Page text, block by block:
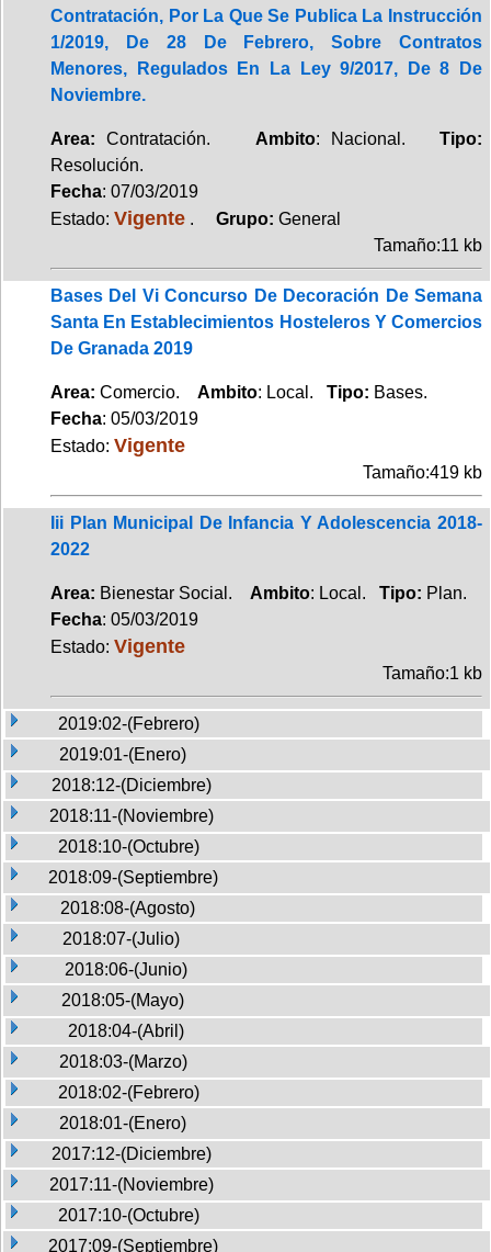
Contratación, Por La Que Se Publica La Instrucción
1/2019, De 28 De Febrero, Sobre Contratos
Menores, Regulados En La Ley 9/2017, De 8 De
Noviembre.
Area: Contratación. Ambito: Nacional.Tipo:
Resolución.
Fecha: 07/03/2019
Estado: Vigente . Grupo: General
Tamaño:11 kb
Bases Del Vi Concurso De Decoración De Semana
Santa En Establecimientos Hosteleros Y Comercios
De Granada 2019
Area: Comercio. Ambito: Local. Tipo: Bases.
Fecha: 05/03/2019
Estado: Vigente
Tamaño:419 kb
Iii Plan Municipal De Infancia Y Adolescencia 2018-
2022
Area: Bienestar Social. Ambito: Local. Tipo: Plan.
Fecha: 05/03/2019
Estado: Vigente
Tamaño:1 kb
2019:02-(Febrero)
2019:01-(Enero)
2018:12-(Diciembre)
2018:11-(Noviembre)
2018:10-(Octubre)
2018:09-(Septiembre)
2018:08-(Agosto)
2018:07-(Julio)
2018:06-(Junio)
2018:05-(Mayo)
2018:04-(Abril)
2018:03-(Marzo)
2018:02-(Febrero)
2018:01-(Enero)
2017:12-(Diciembre)
2017:11-(Noviembre)
2017:10-(Octubre)
2017:09-(Septiembre)